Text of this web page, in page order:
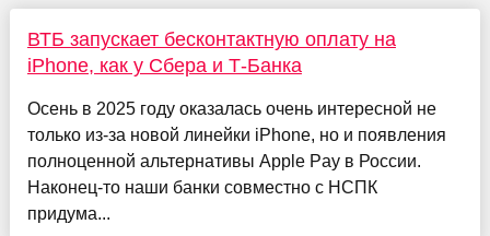
ВТБ запускает бесконтактную оплату на
iPhone, как у Сбера и Т-Банка
Осень в 2025 году оказалась очень интересной не
только из-за новой линейки iPhone, но и появления
полноценной альтернативы Apple Pay в России.
Наконец-то наши банки совместно с НСПК
придума...